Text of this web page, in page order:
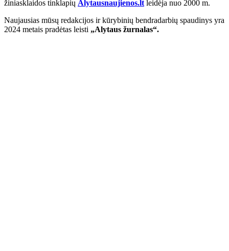
žiniasklaidos tinklapių Alytausnaujienos.lt leidėja nuo 2000 m.
Naujausias mūsų redakcijos ir kūrybinių bendradarbių spaudinys yra
2024 metais pradėtas leisti „Alytaus žurnalas“.